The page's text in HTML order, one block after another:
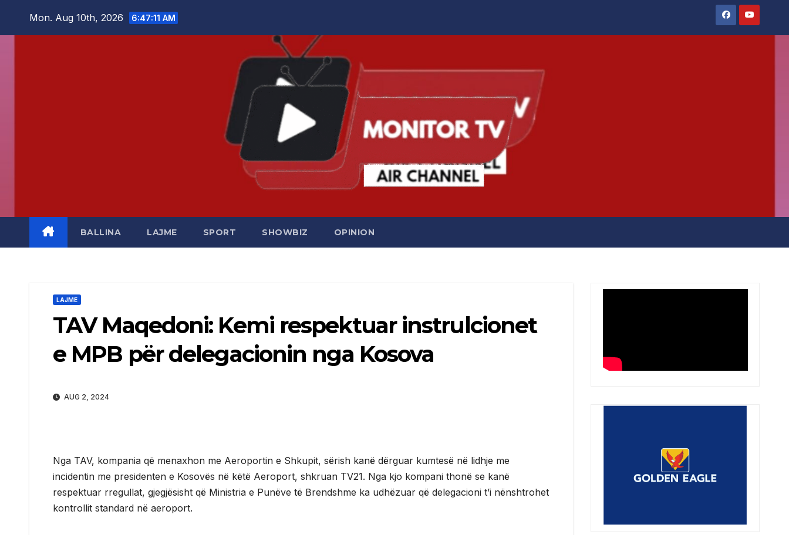
Mon. Aug 10th, 2026 6:47:12 AM
BALLINA LAJME SPORT SHOWBIZ OPINION
LAJME
TAV Maqedoni: Kemi respektuar instrulcionet
e MPB për delegacionin nga Kosova
AUG 2, 2024
Nga TAV, kompania që menaxhon me Aeroportin e Shkupit, sërish kanë dërguar kumtesë në lidhje me
incidentin me presidenten e Kosovës në këtë Aeroport, shkruan TV21. Nga kjo kompani thonë se kanë
respektuar rregullat, gjegjësisht që Ministria e Punëve të Brendshme ka udhëzuar që delegacioni t’i nënshtrohet
kontrollit standard në aeroport.